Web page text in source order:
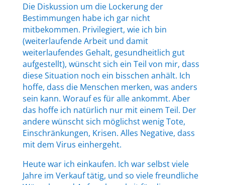
Die Diskussion um die Lockerung der
Bestimmungen habe ich gar nicht
mitbekommen. Privilegiert, wie ich bin
(weiterlaufende Arbeit und damit
weiterlaufendes Gehalt, gesundheitlich gut
aufgestellt), wünscht sich ein Teil von mir, dass
diese Situation noch ein bisschen anhält. Ich
hoffe, dass die Menschen merken, was anders
sein kann. Worauf es für alle ankommt. Aber
das hoffe ich natürlich nur mit einem Teil. Der
andere wünscht sich möglichst wenig Tote,
Einschränkungen, Krisen. Alles Negative, dass
mit dem Virus einhergeht.
Heute war ich einkaufen. Ich war selbst viele
Jahre im Verkauf tätig, und so viele freundliche